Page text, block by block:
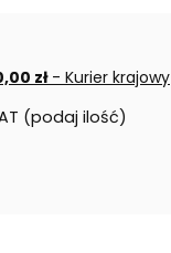
zł - Kurier krajowy
(podaj ilość)